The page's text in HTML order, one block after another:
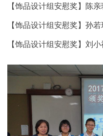
【饰品设计组安慰奖】陈
【饰品设计组安慰奖】孙
【饰品设计组安慰奖】刘